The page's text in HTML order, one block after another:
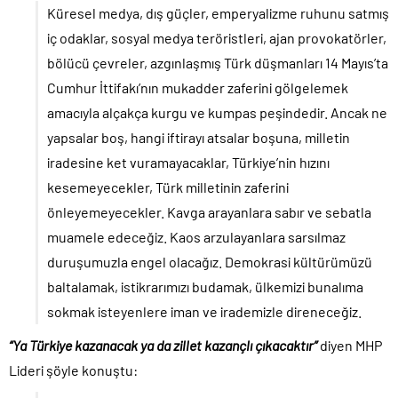
Küresel medya, dış güçler, emperyalizme ruhunu satmış
iç odaklar, sosyal medya teröristleri, ajan provokatörler,
bölücü çevreler, azgınlaşmış Türk düşmanları 14 Mayıs’ta
Cumhur İttifakı’nın mukadder zaferini gölgelemek
amacıyla alçakça kurgu ve kumpas peşindedir. Ancak ne
yapsalar boş, hangi iftirayı atsalar boşuna, milletin
iradesine ket vuramayacaklar, Türkiye’nin hızını
kesemeyecekler, Türk milletinin zaferini
önleyemeyecekler. Kavga arayanlara sabır ve sebatla
muamele edeceğiz. Kaos arzulayanlara sarsılmaz
duruşumuzla engel olacağız. Demokrasi kültürümüzü
baltalamak, istikrarımızı budamak, ülkemizi bunalıma
sokmak isteyenlere iman ve irademizle direneceğiz.
“Ya Türkiye kazanacak ya da zillet kazançlı çıkacaktır”diyen MHP
Lideri şöyle konuştu: